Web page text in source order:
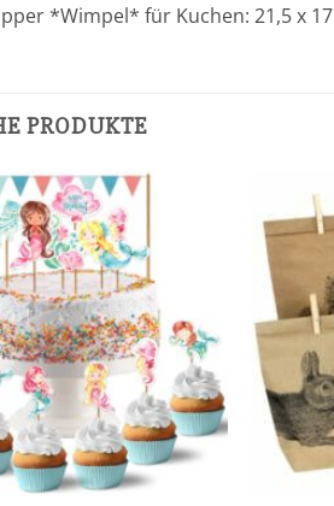
*Wimpel* für Kuchen: 21,5 x
PRODUKTE